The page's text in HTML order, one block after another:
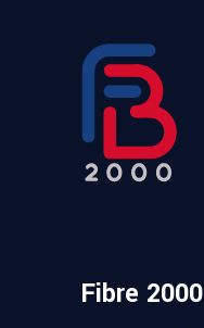
Fibre 2000